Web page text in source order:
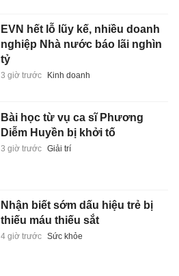
EVN hết lỗ lũy kế, nhiều doanh
nghiệp Nhà nước báo lãi nghìn
tỷ
3 giờ trước Kinh doanh
Bài học từ vụ ca sĩ Phương
Diễm Huyền bị khởi tố
3 giờ trước Giải trí
Nhận biết sớm dấu hiệu trẻ bị
thiếu máu thiếu sắt
4 giờ trước Sức khỏe